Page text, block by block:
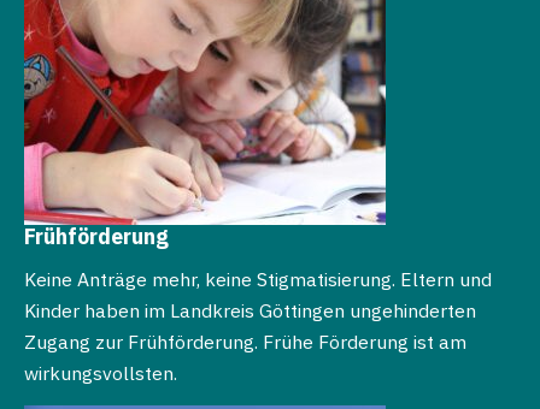
Frühförderung
Keine Anträge mehr, keine Stigmatisierung. Eltern und
Kinder haben im Landkreis Göttingen ungehinderten
Zugang zur Frühförderung. Frühe Förderung ist am
wirkungsvollsten.